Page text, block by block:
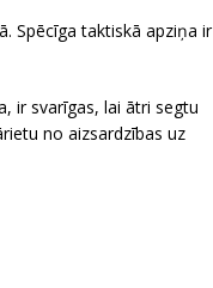
Spēcīga taktiskā apziņa ir
ir svarīgas, lai ātri segtu
no aizsardzības uz